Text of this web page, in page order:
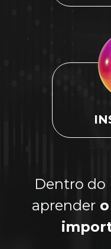
Dentro do
aprender o